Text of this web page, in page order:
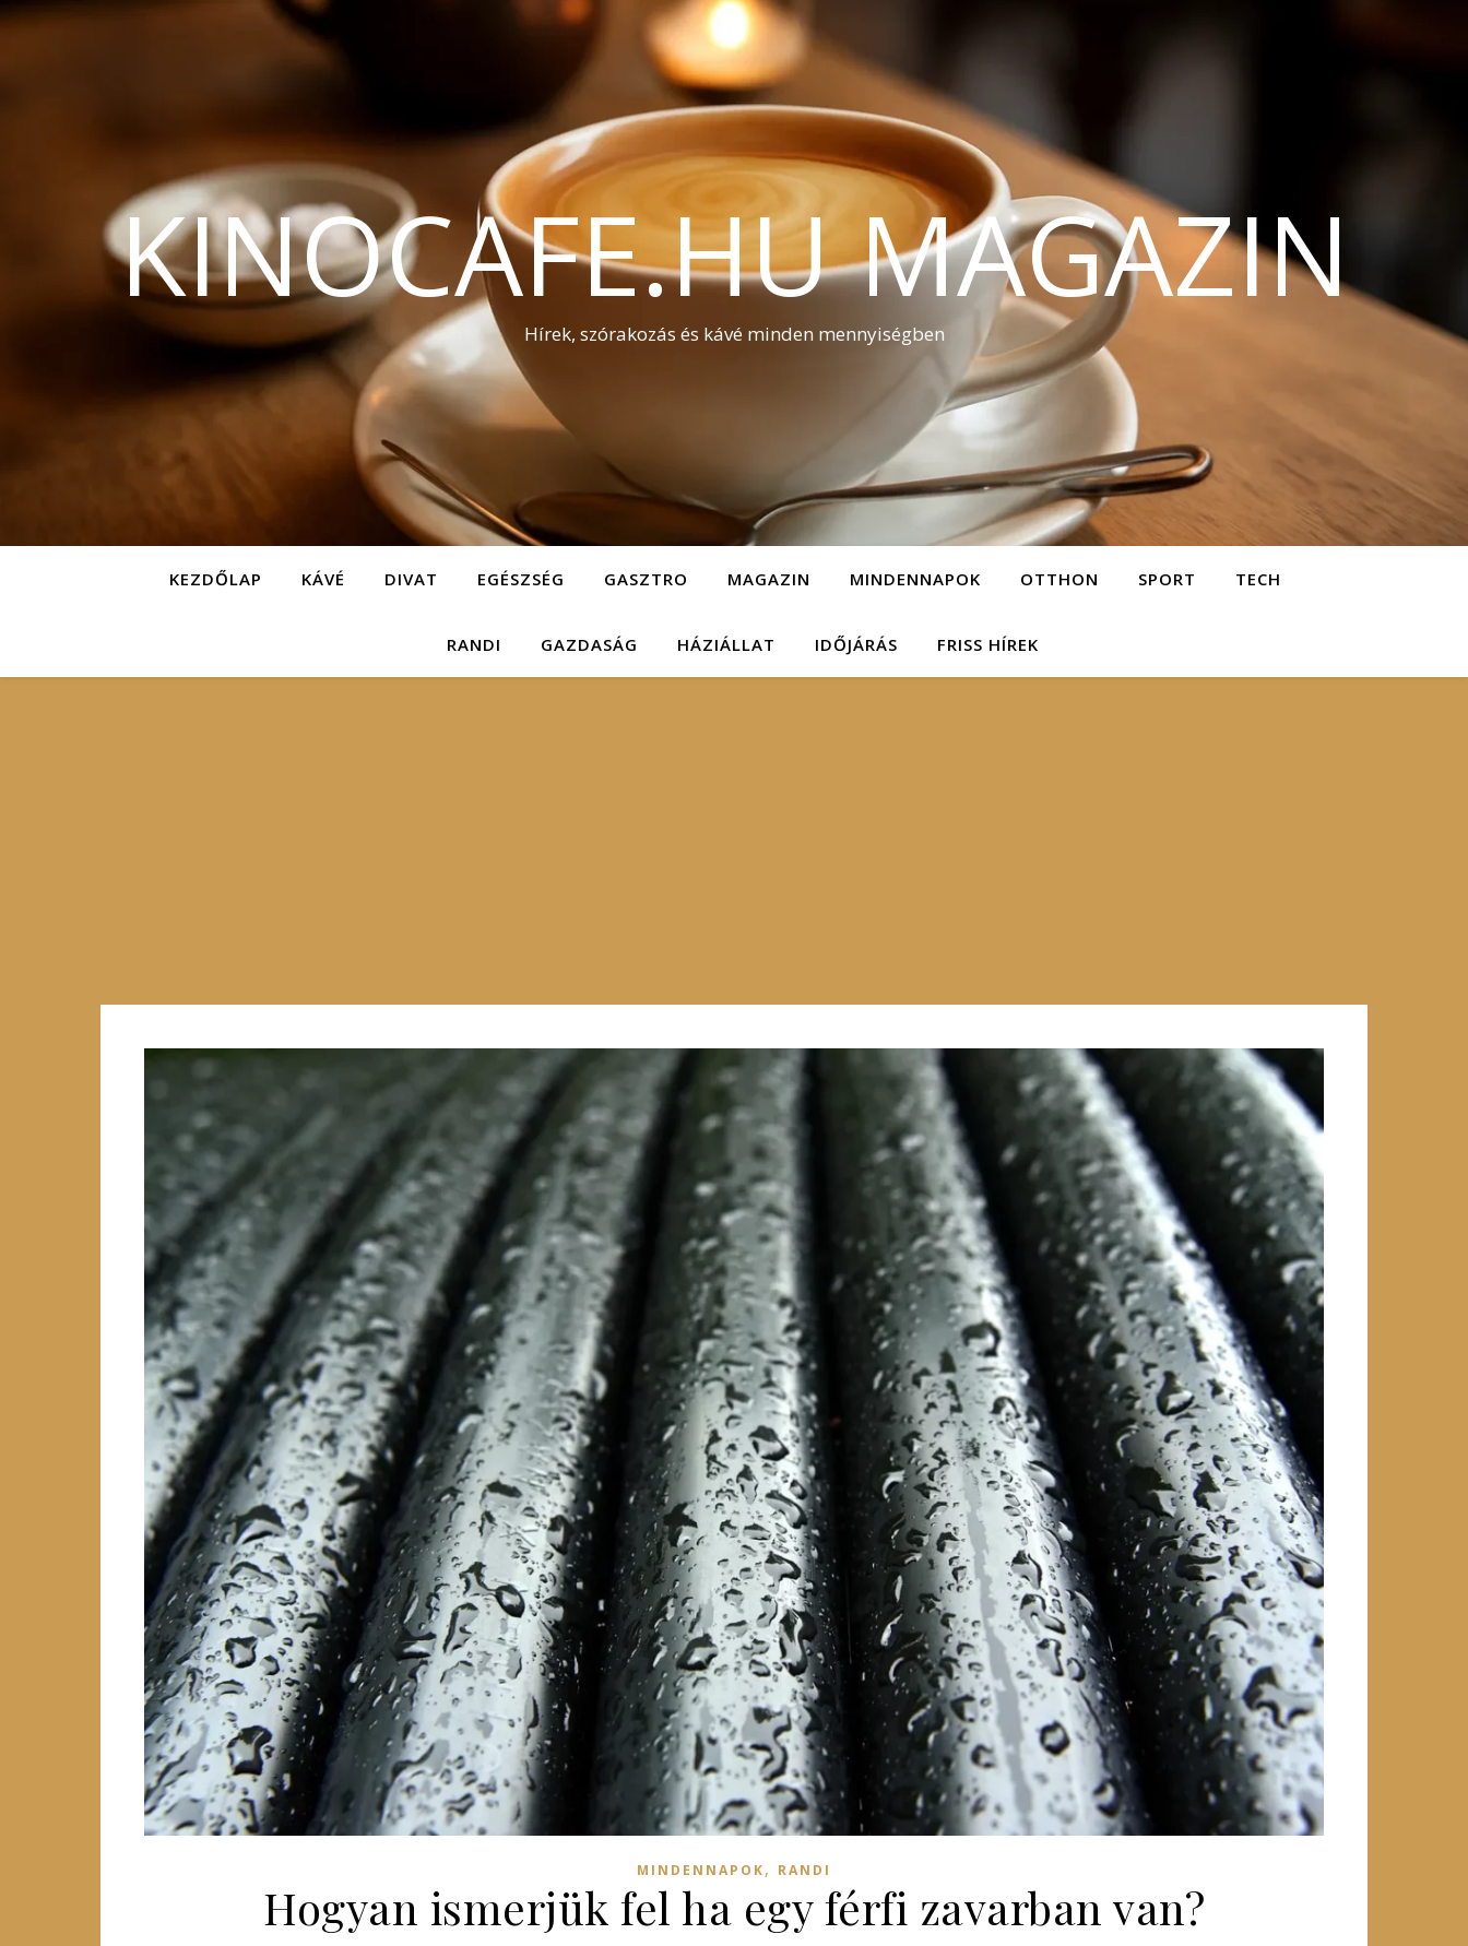
KINOCAFE.HU MAGAZIN
Hírek, szórakozás és kávé minden mennyiségben
KEZDŐLAP KÁVÉ DIVAT EGÉSZSÉG GASZTRO MAGAZIN MINDENNAPOK OTTHON SPORT TECH
RANDI GAZDASÁG HÁZIÁLLAT IDŐJÁRÁS FRISS HÍREK
MINDENNAPOK, RANDI
Hogyan ismerjük fel ha egy férfi zavarban van?